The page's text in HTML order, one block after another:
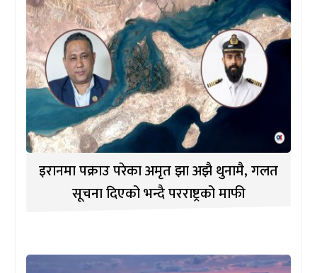
इरानमा पक्राउ परेका अमृत झा अझै थुनामै, गलत
सूचना दिएको भन्दै परराष्ट्रको माफी